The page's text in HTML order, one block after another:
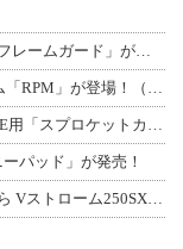
マジカルレーシングから MT-09／SP（24）用「フレームガード」が登場！
RPM から ホンダ GROM用エキゾーストシステム「RPM」が登場！（動画あり
カスタムスプロケットを見せる、Z900RS／CAFE用「スプロケットカバーフルキ
パッド」が発売！
ゲル素材入りで快適＆足つき向上！ デイトナから Vストローム250SX用「快適ロ